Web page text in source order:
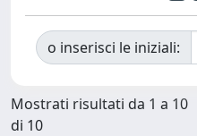
o inserisci le iniziali:
Mostrati risultati da 1 a 10
di 10